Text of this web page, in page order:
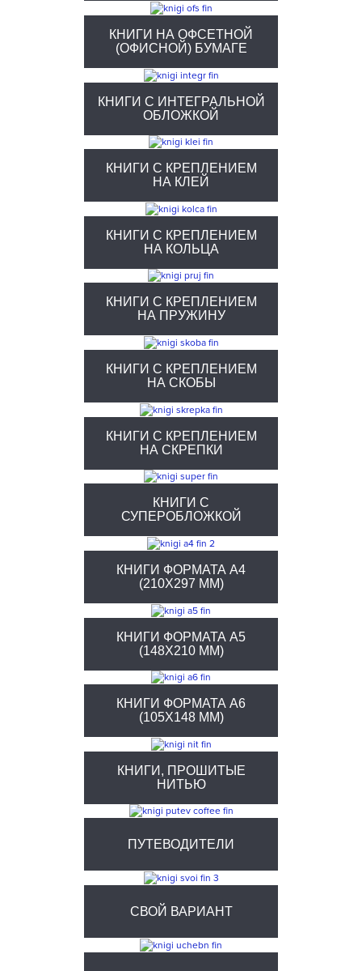
КНИГИ НА ОФСЕТНОЙ
(ОФИСНОЙ) БУМАГЕ
КНИГИ С ИНТЕГРАЛЬНОЙ
ОБЛОЖКОЙ
КНИГИ С КРЕПЛЕНИЕМ
НА КЛЕЙ
КНИГИ С КРЕПЛЕНИЕМ
НА КОЛЬЦА
КНИГИ С КРЕПЛЕНИЕМ
НА ПРУЖИНУ
КНИГИ С КРЕПЛЕНИЕМ
НА СКОБЫ
КНИГИ С КРЕПЛЕНИЕМ
НА СКРЕПКИ
КНИГИ С
СУПЕРОБЛОЖКОЙ
КНИГИ ФОРМАТА А4
(210Х297 ММ)
КНИГИ ФОРМАТА А5
(148X210 ММ)
КНИГИ ФОРМАТА А6
(105X148 ММ)
КНИГИ, ПРОШИТЫЕ
НИТЬЮ
ПУТЕВОДИТЕЛИ
СВОЙ ВАРИАНТ